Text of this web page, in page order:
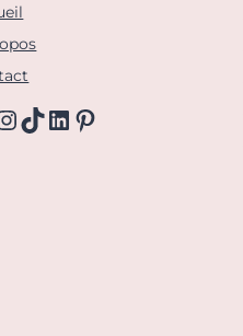
TikTok
LinkedIn
Pinterest